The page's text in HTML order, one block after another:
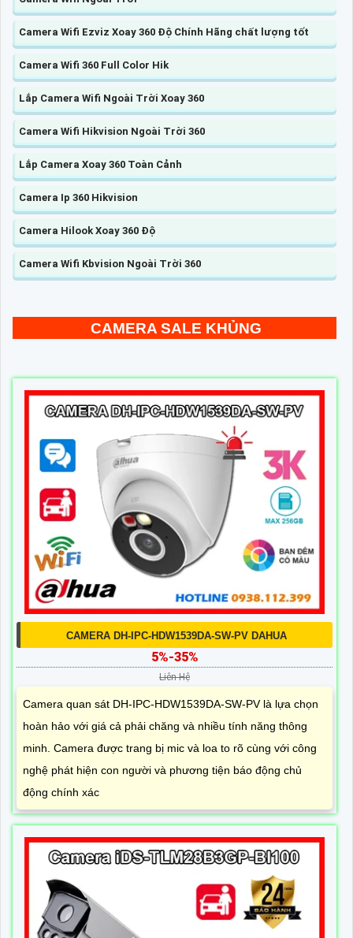
Camera Wifi Ezviz Xoay 360 Độ Chính Hãng chất lượng tốt
Camera Wifi 360 Full Color Hik
Lắp Camera Wifi Ngoài Trời Xoay 360
Camera Wifi Hikvision Ngoài Trời 360
Lắp Camera Xoay 360 Toàn Cảnh
Camera Ip 360 Hikvision
Camera Hilook Xoay 360 Độ
Camera Wifi Kbvision Ngoài Trời 360
CAMERA SALE KHỦNG
CAMERA DH-IPC-HDW1539DA-SW-PV DAHUA
5%-35%
Liên Hệ
Camera quan sát DH-IPC-HDW1539DA-SW-PV là lựa chọn
hoàn hảo với giá cả phải chăng và nhiều tính năng thông
minh. Camera được trang bị mic và loa to rõ cùng với công
nghệ phát hiện con người và phương tiện báo động chủ
động chính xác